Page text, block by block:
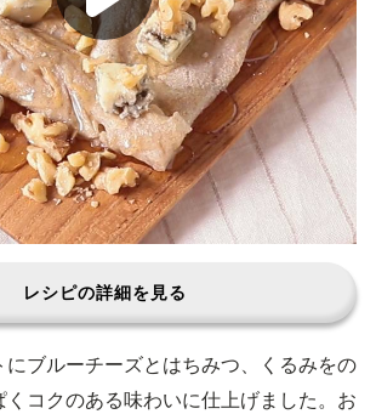
レシピの詳細を見る
にブルーチーズとはちみつ、くるみをの
コクのある味わいに仕上げました。お